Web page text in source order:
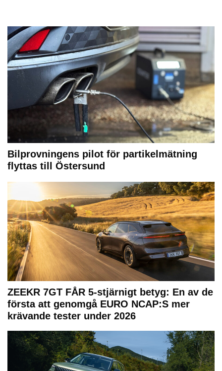
Bilprovningens pilot för partikelmätning
flyttas till Östersund
ZEEKR 7GT FÅR 5-stjärnigt betyg: En av de
första att genomgå EURO NCAP:S mer
krävande tester under 2026